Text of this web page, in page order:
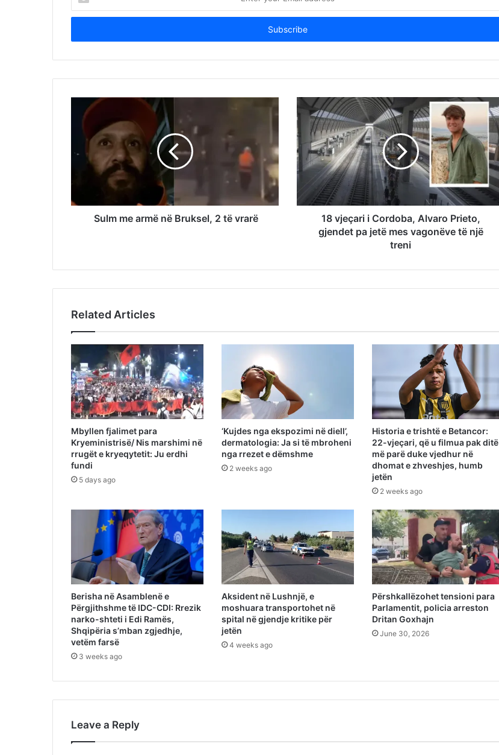
your
Email
Sulm me armë në Bruksel, 2 të vrarë
18 vjeçari i Cordoba, Alvaro Prieto,
gjendet pa jetë mes vagonëve të një
treni
Related Articles
Mbyllen fjalimet para
Kryeministrisë/ Nis marshimi në
rrugët e kryeqytetit: Ju erdhi
fundi
5 days ago
‘Kujdes nga ekspozimi në diell’,
dermatologia: Ja si të mbroheni
nga rrezet e dëmshme
2 weeks ago
Historia e trishtë e Betancor:
22-vjeçari, që u filmua pak ditë
më parë duke vjedhur në
dhomat e zhveshjes, humb
jetën
2 weeks ago
Berisha në Asamblenë e
Përgjithshme të IDC-CDI: Rrezik
narko-shteti i Edi Ramës,
Shqipëria s’mban zgjedhje,
vetëm farsë
3 weeks ago
Aksident në Lushnjë, e
moshuara transportohet në
spital në gjendje kritike për
jetën
4 weeks ago
Përshkallëzohet tensioni para
Parlamentit, policia arreston
Dritan Goxhajn
June 30, 2026
Leave a Reply